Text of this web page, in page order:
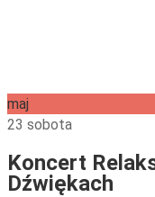
maj
23 sobota
Koncert
Dźwiękach